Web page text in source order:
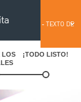
English
- TEXTO DE
ANTETÍTULO
LOS
¡TODO LISTO!